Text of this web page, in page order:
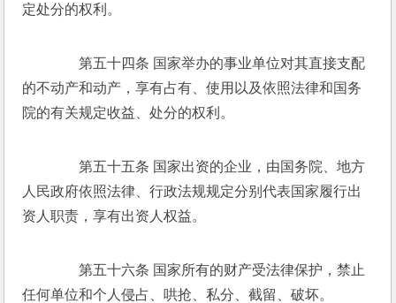
定处分的权利。
第五十四条 国家举办的事业单位对其直接支配
的不动产和动产，享有占有、使用以及依照法律和国务
院的有关规定收益、处分的权利。
第五十五条 国家出资的企业，由国务院、地方
人民政府依照法律、行政法规规定分别代表国家履行出
资人职责，享有出资人权益。
第五十六条 国家所有的财产受法律保护，禁止
任何单位和个人侵占、哄抢、私分、截留、破坏。